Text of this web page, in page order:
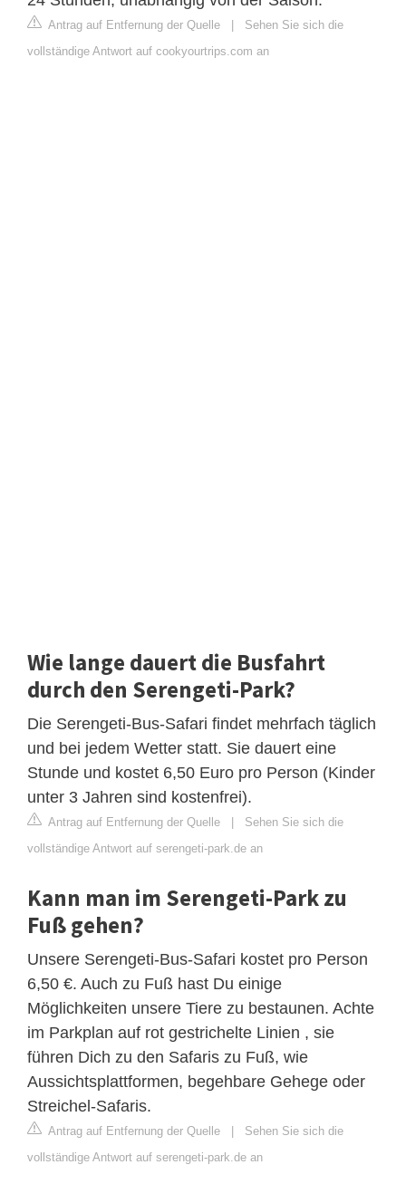
Antrag auf Entfernung der Quelle | Sehen Sie sich die
vollständige Antwort auf cookyourtrips.com an
Wie lange dauert die Busfahrt
durch den Serengeti-Park?
Die Serengeti-Bus-Safari findet mehrfach täglich
und bei jedem Wetter statt. Sie dauert eine
Stunde und kostet 6,50 Euro pro Person (Kinder
unter 3 Jahren sind kostenfrei).
Antrag auf Entfernung der Quelle | Sehen Sie sich die
vollständige Antwort auf serengeti-park.de an
Kann man im Serengeti-Park zu
Fuß gehen?
Unsere Serengeti-Bus-Safari kostet pro Person
6,50 €. Auch zu Fuß hast Du einige
Möglichkeiten unsere Tiere zu bestaunen. Achte
im Parkplan auf rot gestrichelte Linien , sie
führen Dich zu den Safaris zu Fuß, wie
Aussichtsplattformen, begehbare Gehege oder
Streichel-Safaris.
Antrag auf Entfernung der Quelle | Sehen Sie sich die
vollständige Antwort auf serengeti-park.de an